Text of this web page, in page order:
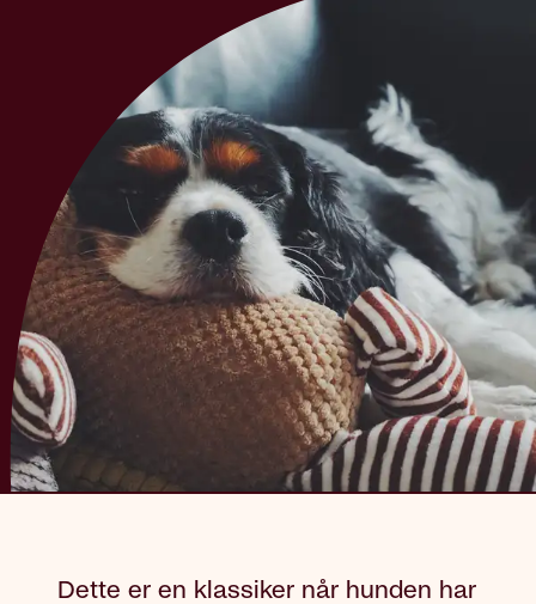
Dette er en klassiker når hunden har